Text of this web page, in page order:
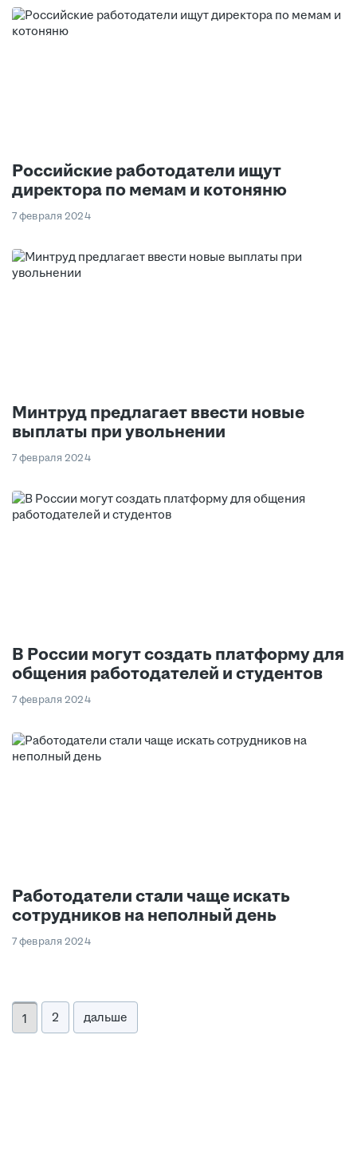
Российские работодатели ищут
директора по мемам и котоняню
7 февраля 2024
Минтруд предлагает ввести новые
выплаты при увольнении
7 февраля 2024
В России могут создать платформу для
общения работодателей и студентов
7 февраля 2024
Работодатели стали чаще искать
сотрудников на неполный день
7 февраля 2024
1 2 дальше